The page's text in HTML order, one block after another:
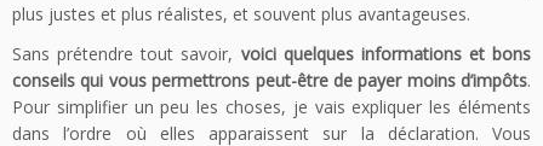
plus justes et plus réalistes, et souvent plus avantageuses.
Sans prétendre tout savoir, voici quelques informations et bons
conseils qui vous permettrons peut-être de payer moins d’impôts.
Pour simplifier un peu les choses, je vais expliquer les éléments
dans l’ordre où elles apparaissent sur la déclaration. Vous